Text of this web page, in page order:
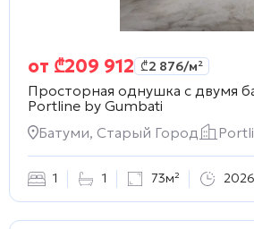
от ₾209 912 ₾2 876/м²
Просторная однушка с двумя
Portline by Gumbati
Батуми, Старый Город
1 1 73м² 2026